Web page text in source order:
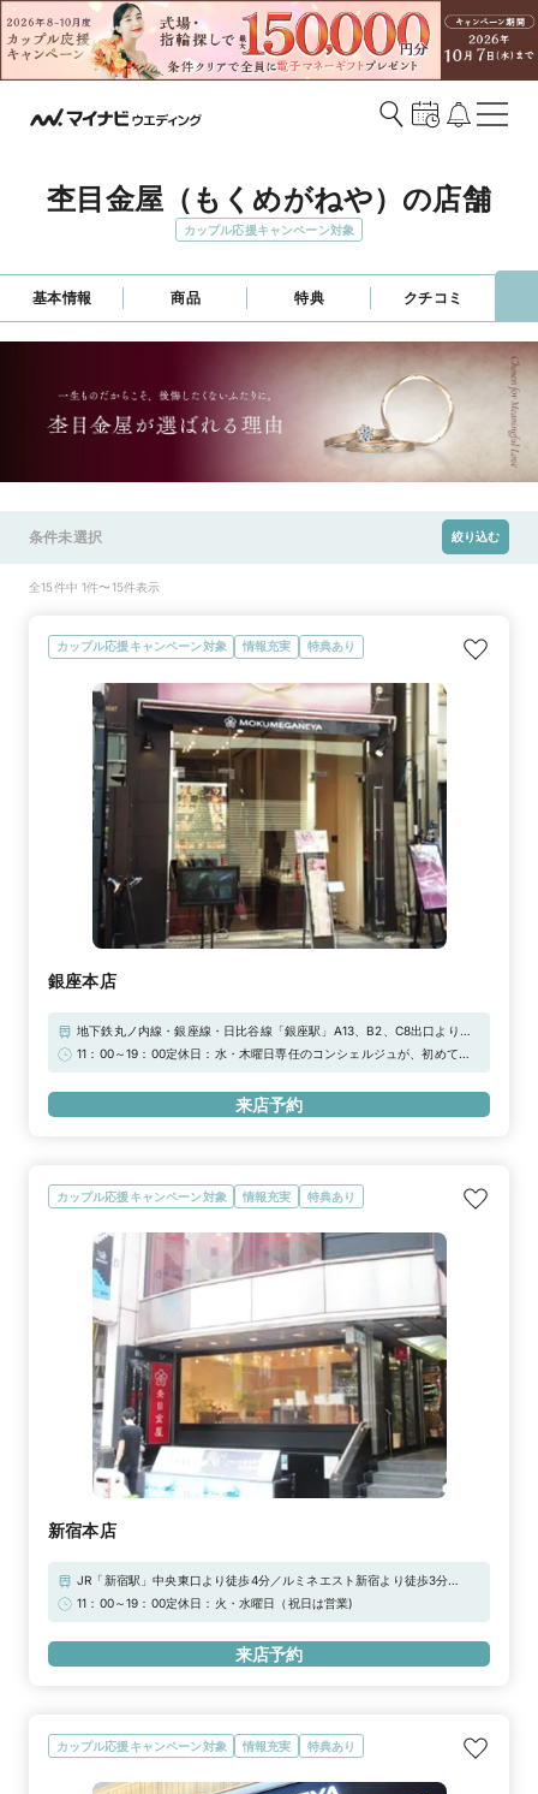
杢目金屋（もくめがねや）の店舗
カップル応援キャンペーン対象
基本情報 商品 特典 クチコミ
条件未選択 絞り込む
全15件中 1件〜15件表示
カップル応援キャンペーン対象 情報充実 特典あり
銀座本店
地下鉄丸ノ内線・銀座線・日比谷線「銀座駅」A13、B2、C8出口より徒
歩3分／松屋銀座より徒歩2分、ルミネ有楽町より徒歩5分地下鉄有楽町線
11：00～19：00定休日：水・木曜日専任のコンシェルジュが、初めての
さい。
来店予約
カップル応援キャンペーン対象 情報充実 特典あり
新宿本店
JR「新宿駅」中央東口より徒歩4分／ルミネエスト新宿より徒歩3分
JR「新宿駅」東南口から徒歩4分東京メトロ「新宿三丁目駅」A5出口か
11：00～19：00定休日：火・水曜日（祝日は営業)
来店予約
カップル応援キャンペーン対象 情報充実 特典あり